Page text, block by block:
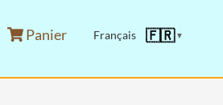
Panier Français 🇫🇷▼